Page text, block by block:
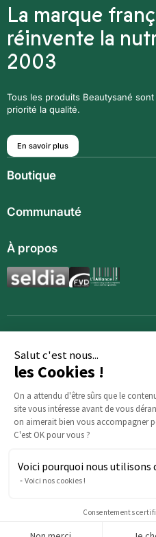
Salut c'est nous...
les Cookies !
On a attendu d'être sûrs que le
site vous intéresse avant de vous
on aimerait bien vous accompagner
C'est OK pour vous ?
Voici pourquoi nous utilisons
Voici nos cookies !
Consentements
La marque
réinvente la
2003
Tous les produits Beautysané
priorité la qualité.
En savoir plus
Boutique
Compléments alimentaires
Boissons techniques
Communauté
À propos
Des questions sur votre
5 avenue Joffre, 57000 Metz,